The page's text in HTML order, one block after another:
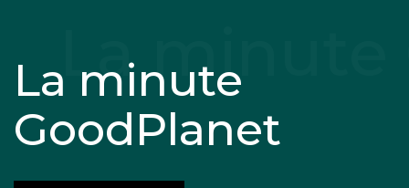
La minute
GoodPlanet